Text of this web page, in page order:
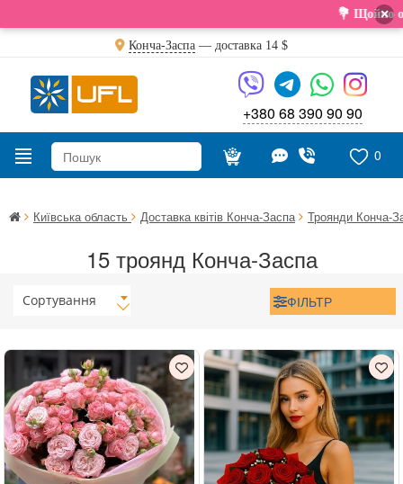
💐 Щойно отримали
×
Конча-Заспа — доставка 14 $
+380 68 390 90 90
0
Київська область Доставка квітів Конча-Заспа Троянди Конча-
15 троянд Конча-Заспа
Сортування ФІЛЬТР